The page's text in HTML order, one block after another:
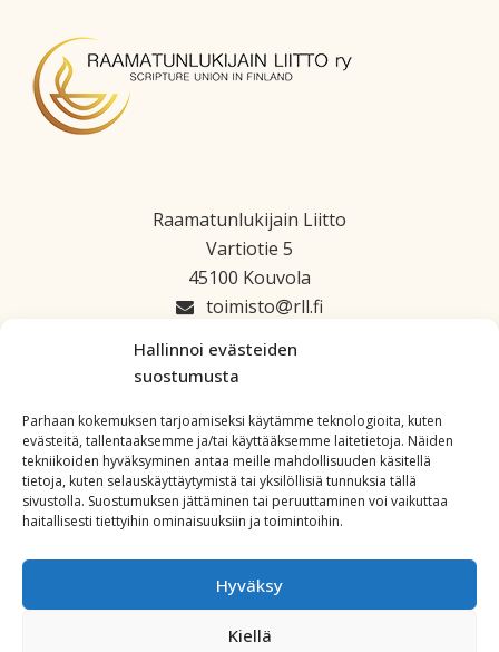
Hallinnoi evästeiden
suostumusta
Parhaan kokemuksen tarjoamiseksi käytämme teknologioita, kuten
evästeitä, tallentaaksemme ja/tai käyttääksemme laitetietoja. Näiden
tekniikoiden hyväksyminen antaa meille mahdollisuuden käsitellä
tietoja, kuten selauskäyttäytymistä tai yksilöllisiä tunnuksia tällä
sivustolla. Suostumuksen jättäminen tai peruuttaminen voi vaikuttaa
haitallisesti tiettyihin ominaisuuksiin ja toimintoihin.
Hyväksy
Kiellä
Raamatunlukijain Liitto
Vartiotie 5
45100 Kouvola
toimisto
rll.fi